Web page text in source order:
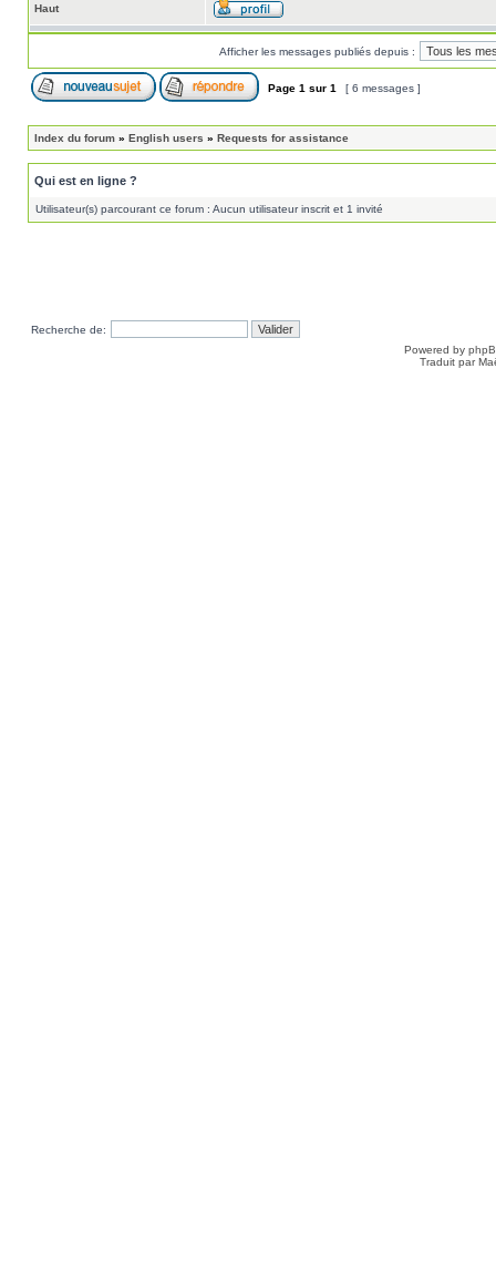
Haut
Afficher les messages publiés depuis :
Page 1 sur 1 [ 6 messages ]
Index du forum » English users » Requests for assistance
Qui est en ligne ?
Utilisateur(s) parcourant ce forum : Aucun utilisateur inscrit et 1 invité
Recherche de:
Powered by
Traduit par